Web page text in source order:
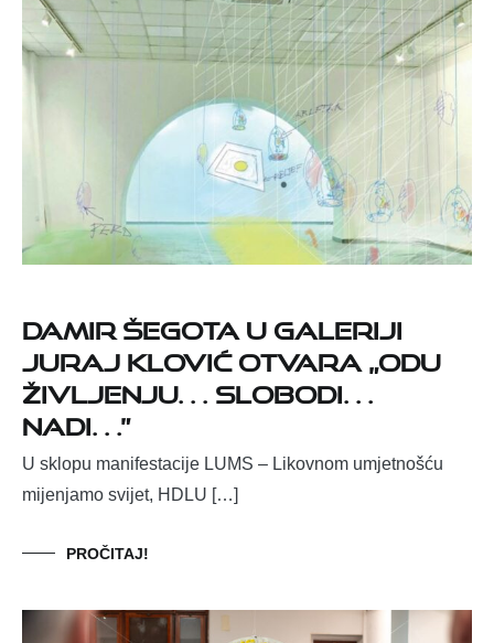
Damir Šegota u Galeriji
Juraj Klović otvara „Odu
življenju… slobodi…
nadi…”
U sklopu manifestacije LUMS – Likovnom umjetnošću
mijenjamo svijet, HDLU […]
PROČITAJ!